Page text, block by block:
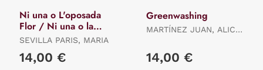
Ni una o L'oposada
Flor / Ni una o la
Opuesta Flor.
SEVILLA PARIS, MARIA
14,00 €
Greenwashing
MARTÍNEZ JUAN, ALICIA
14,00 €